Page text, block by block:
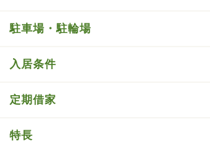
駐車場・駐輪場
入居条件
定期借家
特長